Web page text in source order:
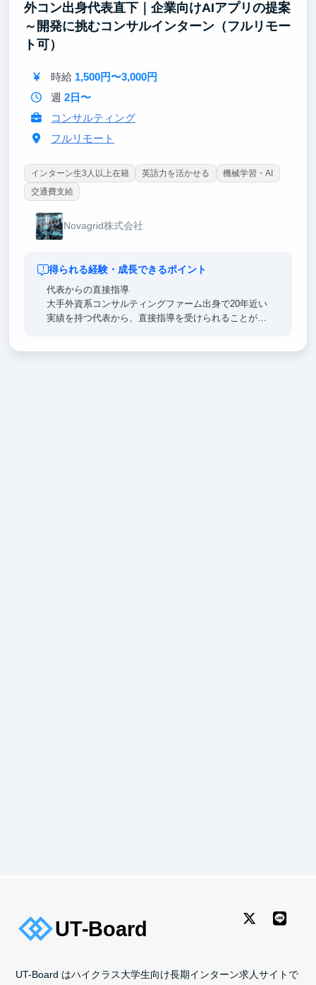
外コン出身代表直下｜企業向けAIアプリの提案
～開発に挑むコンサルインターン（フルリモー
ト可）
時給 1,500円〜3,000円
週 2日〜
コンサルティング
フルリモート
インターン生3人以上在籍 英語力を活かせる
機械学習・AI
交通費支給
Novagrid株式会社
得られる経験・成長できるポイント
代表からの直接指導
大手外資系コンサルティングファーム出身で20年近い
実績を持つ代表から、直接指導を受けられることが最
UT-Board はハイクラス大学生向け長期インターン求人サイトで